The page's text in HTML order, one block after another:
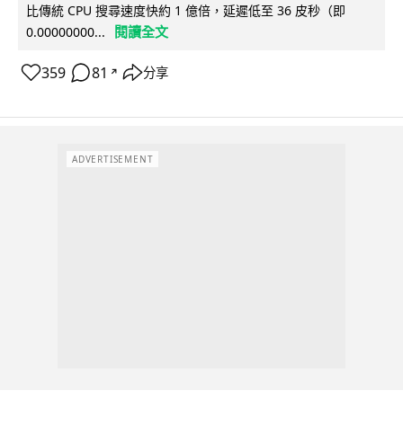
比傳統 CPU 搜尋速度快約 1 億倍，延遲低至 36 皮秒（即
0.00000000...
閱讀全文
359 81 ↗ 分享
ADVERTISEMENT